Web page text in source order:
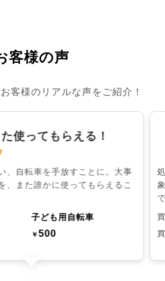
客様の声
客様のリアルな声をご紹介！
使ってもらえる！
、自転車を手放すことに。大事
、また誰かに使ってもらえるこ
子ども用自転車
￥500